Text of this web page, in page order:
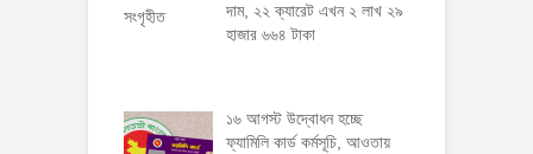
দাম, ২২ ক্যারেট এখন ২ লাখ ২৯
হাজার ৬৬৪ টাকা
১৬ আগস্ট উদ্বোধন হচ্ছে
ফ্যামিলি কার্ড কর্মসূচি, আওতায়